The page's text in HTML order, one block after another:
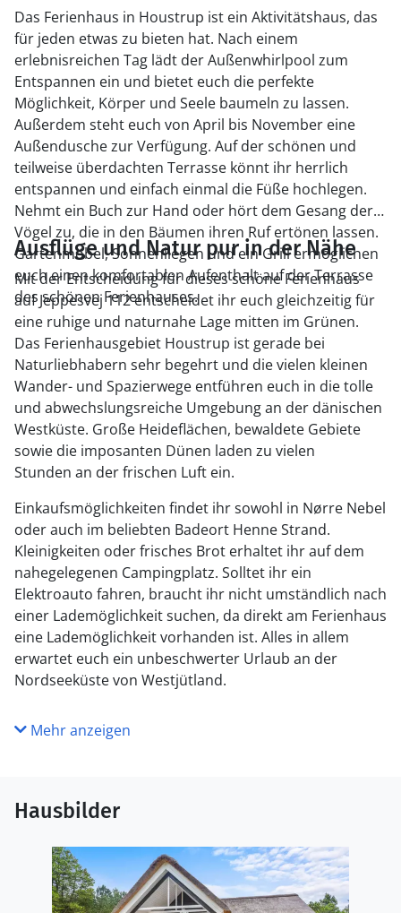
Das Ferienhaus in Houstrup ist ein Aktivitätshaus, das
für jeden etwas zu bieten hat. Nach einem
erlebnisreichen Tag lädt der Außenwhirlpool zum
Entspannen ein und bietet euch die perfekte
Möglichkeit, Körper und Seele baumeln zu lassen.
Außerdem steht euch von April bis November eine
Außendusche zur Verfügung. Auf der schönen und
teilweise überdachten Terrasse könnt ihr herrlich
entspannen und einfach einmal die Füße hochlegen.
Nehmt ein Buch zur Hand oder hört dem Gesang der
Vögel zu, die in den Bäumen ihren Ruf ertönen lassen.
Gartenmöbel, Sonnenliegen und ein Grill ermöglichen
euch einen komfortablen Aufenthalt auf der Terrasse
des schönen Ferienhauses.
Ausflüge und Natur pur in der Nähe
Mit der Entscheidung für dieses schöne Ferienhaus
auf Jeppesvej 112 entscheidet ihr euch gleichzeitig für
eine ruhige und naturnahe Lage mitten im Grünen.
Das Ferienhausgebiet Houstrup ist gerade bei
Naturliebhabern sehr begehrt und die vielen kleinen
Wander- und Spazierwege entführen euch in die tolle
und abwechslungsreiche Umgebung an der dänischen
Westküste. Große Heideflächen, bewaldete Gebiete
sowie die imposanten Dünen laden zu vielen
Stunden an der frischen Luft ein.
Einkaufsmöglichkeiten findet ihr sowohl in Nørre Nebel
oder auch im beliebten Badeort Henne Strand.
Kleinigkeiten oder frisches Brot erhaltet ihr auf dem
nahegelegenen Campingplatz. Solltet ihr ein
Elektroauto fahren, braucht ihr nicht umständlich nach
einer Lademöglichkeit suchen, da direkt am Ferienhaus
eine Lademöglichkeit vorhanden ist. Alles in allem
erwartet euch ein unbeschwerter Urlaub an der
Nordseeküste von Westjütland.
Mehr anzeigen
Hausbilder